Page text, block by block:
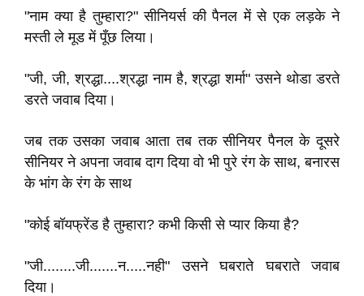
"नाम क्या है तुम्हारा?" सीनियर्स की पैनल में से एक लड़के ने
मस्ती ले मूड में पूँछ लिया।
"जी, जी, श्रद्धा....श्रद्धा नाम है, श्रद्धा शर्मा" उसने थोडा डरते
डरते जवाब दिया।
जब तक उसका जवाब आता तब तक सीनियर पैनल के दूसरे
सीनियर ने अपना जवाब दाग दिया वो भी पुरे रंग के साथ, बनारस
के भांग के रंग के साथ
"कोई बॉयफ्रेंड है तुम्हारा? कभी किसी से प्यार किया है?
"जी........जी.......न.....नही" उसने घबराते घबराते जवाब
दिया।